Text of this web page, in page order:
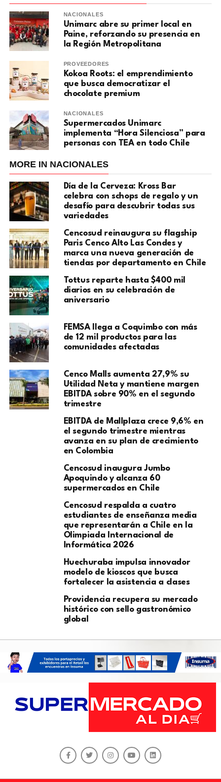
NACIONALES
Unimarc abre su primer local en
Paine, reforzando su presencia en
la Región Metropolitana
PROVEEDORES
Kokoa Roots: el emprendimiento
que busca democratizar el
chocolate premium
NACIONALES
Supermercados Unimarc
implementa “Hora Silenciosa” para
personas con TEA en todo Chile
MORE IN NACIONALES
Día de la Cerveza: Kross Bar
celebra con schops de regalo y un
desafío para descubrir todas sus
variedades
Cencosud reinaugura su flagship
Paris Cenco Alto Las Condes y
marca una nueva generación de
tiendas por departamento en Chile
Tottus reparte hasta $400 mil
diarios en su celebración de
aniversario
FEMSA llega a Coquimbo con más
de 12 mil productos para las
comunidades afectadas
Cenco Malls aumenta 27,9% su
Utilidad Neta y mantiene margen
EBITDA sobre 90% en el segundo
trimestre
EBITDA de Mallplaza crece 9,6% en
el segundo trimestre mientras
avanza en su plan de crecimiento
en Colombia
Cencosud inaugura Jumbo
Apoquindo y alcanza 60
supermercados en Chile
Cencosud respalda a cuatro
estudiantes de enseñanza media
que representarán a Chile en la
Olimpiada Internacional de
Informática 2026
Huechuraba impulsa innovador
modelo de kioscos que busca
fortalecer la asistencia a clases
Providencia recupera su mercado
histórico con sello gastronómico
global